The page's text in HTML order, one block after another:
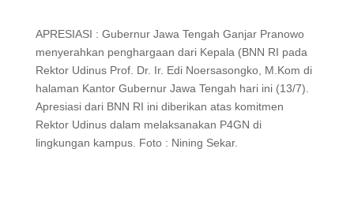
APRESIASI : Gubernur Jawa Tengah Ganjar Pranowo
menyerahkan penghargaan dari Kepala (BNN RI pada
Rektor Udinus Prof. Dr. Ir. Edi Noersasongko, M.Kom di
halaman Kantor Gubernur Jawa Tengah hari ini (13/7).
Apresiasi dari BNN RI ini diberikan atas komitmen
Rektor Udinus dalam melaksanakan P4GN di
lingkungan kampus. Foto : Nining Sekar.